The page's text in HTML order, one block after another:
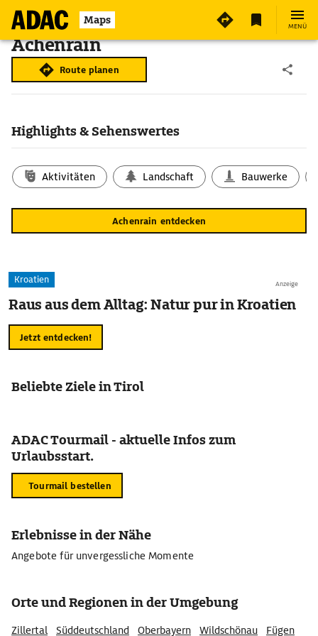
Maps MENÜ
Achenrain
Route planen
Highlights & Sehenswertes
Aktivitäten Landschaft Bauwerke
Achenrain entdecken
Anzeige
Kroatien
Raus aus dem Alltag: Natur pur in Kroatien
Jetzt entdecken!
Beliebte Ziele in Tirol
ADAC Tourmail - aktuelle Infos zum
Urlaubsstart.
Tourmail bestellen
Erlebnisse in der Nähe
Angebote für unvergessliche Momente
Orte und Regionen in der Umgebung
Zillertal Süddeutschland Oberbayern Wildschönau Fügen